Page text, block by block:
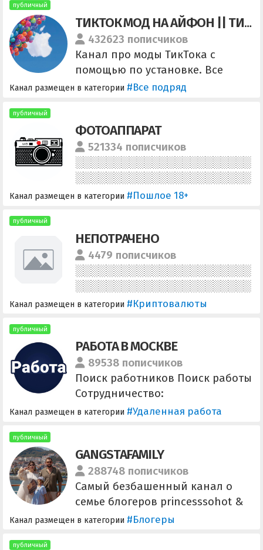
автомобили и видеоигры.
Контакты: media@filatovvlad.ru
Наш YouTube-канал:
https://www.youtube.com/@Rune
tTimes/
публичный
ТИКТОК МОД НА АЙФОН || ТИК ТОК В РОССИИ СКАЧАТЬ || СКАРЛЕТ, ЕСИГН
432623 пописчиков
Канал про моды ТикТока с
помощью по установке. Все
новые способы и моды сразу
возникли вопросы - пишите в
чат. По остальным вопросам -
@olisha7
Канал размещен в категории #Все подряд
публичный
ФОТОАППАРАТ
521334 пописчиков
Канал размещен в категории #Пошлое 18+
публичный
НЕПОТРАЧЕНО
4479 пописчиков
Канал размещен в категории #Криптовалюты
публичный
РАБОТА В МОСКВЕ
89538 пописчиков
Поиск работников Поиск работы
Сотрудничество:
@DeportamentMSK
Канал размещен в категории #Удаленная работа
публичный
GANGSTAFAMILY
288748 пописчиков
Самый безбашенный канал о
семье блогеров princesssohot &
archibaldbader, и их блестящую,
Канал размещен в категории #Блогеры
публичный